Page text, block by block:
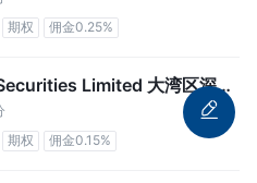
期权 佣金0.25%
Great Bay Securities Limited 大湾区深港证券有限公司
期权 佣金0.15%